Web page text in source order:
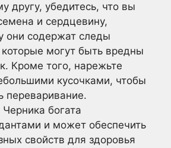
другу, убедитесь, что вы
и сердцевину,
они содержат следы
могут быть вредны
Кроме того, нарежьте
кусочками, чтобы
переваривание.
Черника богата
и может обеспечить
свойств для здоровья